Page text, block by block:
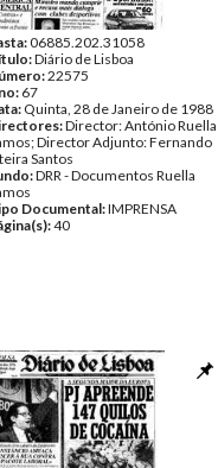
06885.202.31058
Diário de Lisboa
22575
67
Quinta, 28 de Janeiro de 1988
Director: António Ruella
Director Adjunto: Fernando
Santos
DRR - Documentos Ruella
Documental:IMPRENSA
40